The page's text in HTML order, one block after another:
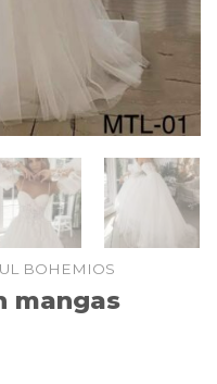
BOHEMIOS
mangas